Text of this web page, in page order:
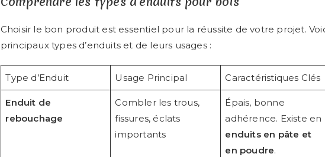
Choisir le bon produit est essentiel pour la réussite de votre projet.
principaux types d’enduits et de leurs usages :
Type d’Enduit Usage Principal Caractéristiques Clés
Enduit de
rebouchage
Combler les trous,
fissures, éclats
importants
Épais, bonne
adhérence. Existe en
enduits en pâte et
en poudre.